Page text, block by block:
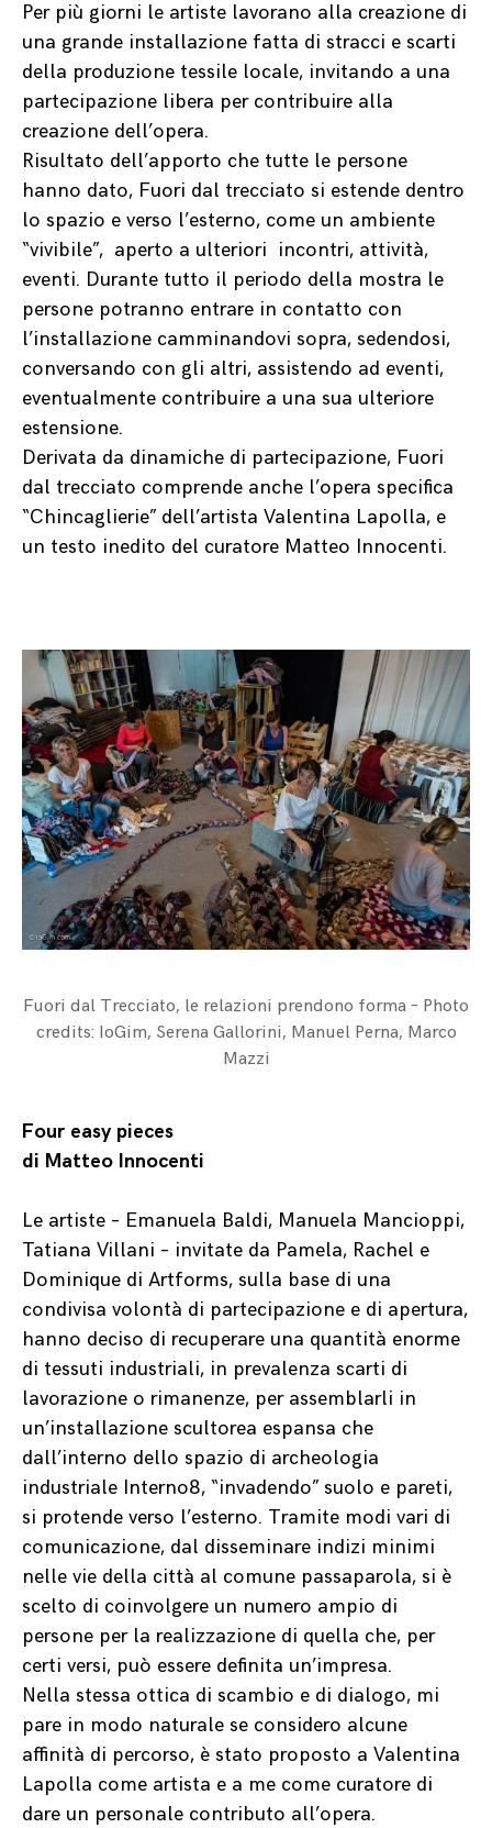
Per più giorni le artiste lavorano alla creazione di
una grande installazione fatta di stracci e scarti
della produzione tessile locale, invitando a una
partecipazione libera per contribuire alla
creazione dell’opera.
Risultato dell’apporto che tutte le persone
hanno dato, Fuori dal trecciato si estende dentro
lo spazio e verso l’esterno, come un ambiente
“vivibile”, aperto a ulteriori
incontri, attività,
eventi. Durante tutto il periodo della mostra le
persone potranno entrare in contatto con
l’installazione camminandovi sopra, sedendosi,
conversando con gli altri, assistendo ad eventi,
eventualmente contribuire a una sua ulteriore
estensione.
Derivata da dinamiche di partecipazione, Fuori
dal trecciato comprende anche l’opera specifica
“Chincaglierie” dell’artista Valentina Lapolla, e
un testo inedito del curatore Matteo Innocenti.
Fuori dal Trecciato, le relazioni prendono forma – Photo
credits: IoGim, Serena Gallorini, Manuel Perna, Marco
Mazzi
Four easy pieces
di Matteo Innocenti
Le artiste – Emanuela Baldi, Manuela Mancioppi,
Tatiana Villani – invitate da Pamela, Rachel e
Dominique di Artforms, sulla base di una
condivisa volontà di partecipazione e di apertura,
hanno deciso di recuperare una quantità enorme
di tessuti industriali, in prevalenza scarti di
lavorazione o rimanenze, per assemblarli in
un’installazione scultorea espansa che
dall’interno dello spazio di archeologia
industriale Interno8, “invadendo” suolo e pareti,
si protende verso l’esterno. Tramite modi vari di
comunicazione, dal disseminare indizi minimi
nelle vie della città al comune passaparola, si è
scelto di coinvolgere un numero ampio di
persone per la realizzazione di quella che, per
certi versi, può essere definita un’impresa.
Nella stessa ottica di scambio e di dialogo, mi
pare in modo naturale se considero alcune
affinità di percorso, è stato proposto a Valentina
Lapolla come artista e a me come curatore di
dare un personale contributo all’opera.